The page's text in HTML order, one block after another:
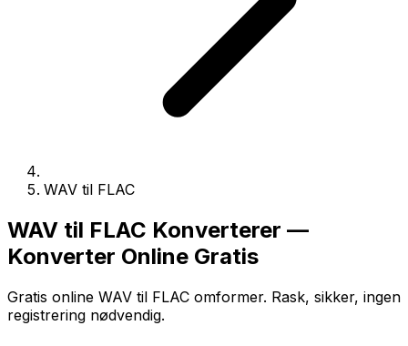
WAV til FLAC
WAV til FLAC Konverterer —
Konverter Online Gratis
Gratis online WAV til FLAC omformer. Rask, sikker, ingen
registrering nødvendig.